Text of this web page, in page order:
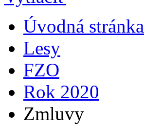
Úvodná stránka
Lesy
FZO
Rok 2020
Zmluvy